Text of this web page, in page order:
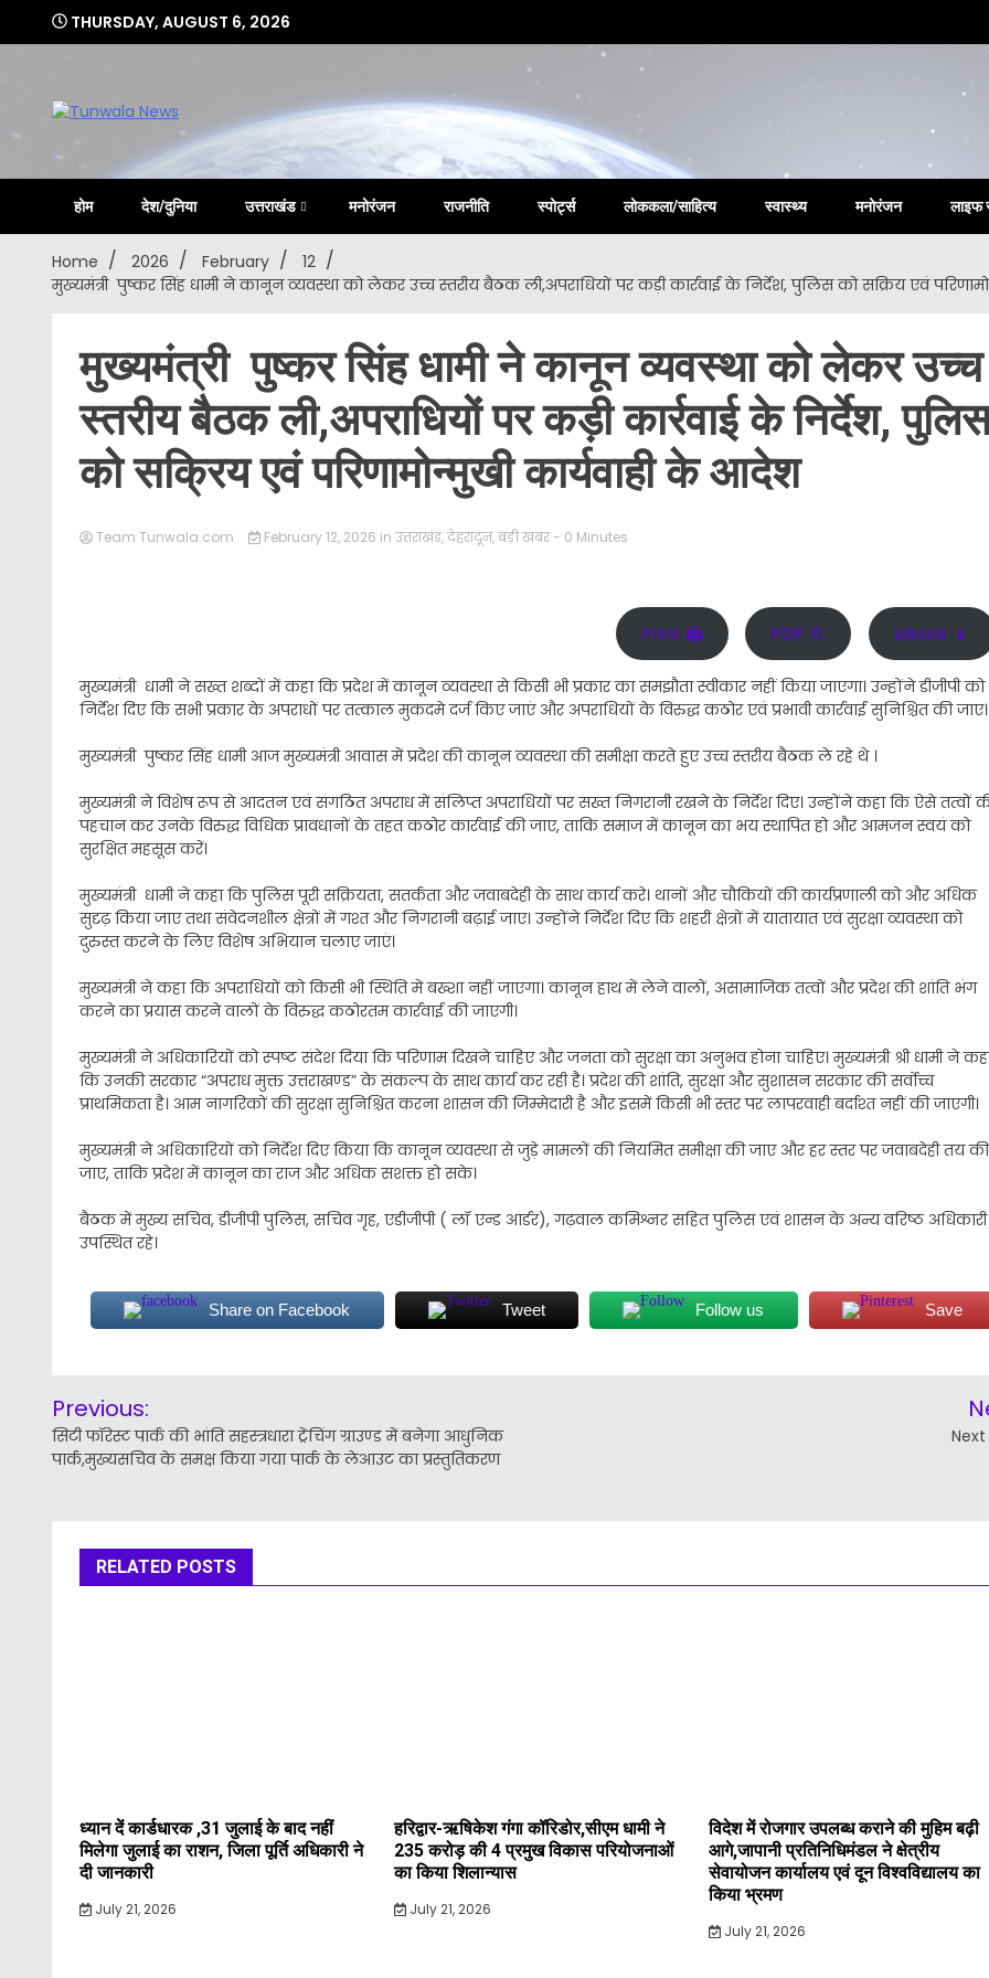
THURSDAY, AUGUST 6, 2026
Tunwala
Uttarakhand Hindi News Portal
होम देश/दुनिया उत्तराखंड मनोरंजन राजनीति स्पोर्ट्स लोककला/साहित्य स्वास्थ्य मनोरंजन लाइफ
Home 2026 February
12
मुख्यमंत्री पुष्कर सिंह धामी ने कानून व्यवस्था को लेकर उच्च स्तरीय बैठक ली,अपराधियों पर कड़ी कार्रवाई के निर्देश, पुलिस को सक्रिय एवं
मुख्यमंत्री पुष्कर सिंह धामी ने कानून व्यवस्था को लेकर उच्च
स्तरीय बैठक ली,अपराधियों पर कड़ी कार्रवाई के निर्देश,
को सक्रिय एवं परिणामोन्मुखी कार्यवाही के आदेश
Team Tunwala.com February 12, 2026 in उत्तराखंड,देहरादून,बड़ी खबर - 0 Minutes
Print 🖨 PDF 📄 eBook 📱
मुख्यमंत्री धामी ने सख्त शब्दों में कहा कि प्रदेश में कानून व्यवस्था से किसी भी प्रकार का समझौता स्वीकार नहीं किया जाएगा। उन्होंने डीजीपी को
निर्देश दिए कि सभी प्रकार के अपराधों पर तत्काल मुकदमे दर्ज किए जाएं और अपराधियों के विरुद्ध कठोर एवं प्रभावी कार्रवाई सुनिश्चित की जाए।
मुख्यमंत्री पुष्कर सिंह धामी आज मुख्यमंत्री आवास में प्रदेश की कानून व्यवस्था की समीक्षा करते हुए उच्च स्तरीय बैठक ले रहे थे ।
मुख्यमंत्री ने विशेष रूप से आदतन एवं संगठित अपराध में संलिप्त अपराधियों पर सख्त निगरानी रखने के निर्देश दिए। उन्होंने कहा कि ऐसे तत्वों
पहचान कर उनके विरुद्ध विधिक प्रावधानों के तहत कठोर कार्रवाई की जाए, ताकि समाज में कानून का भय स्थापित हो और आमजन स्वयं को
सुरक्षित महसूस करें।
मुख्यमंत्री धामी ने कहा कि पुलिस पूरी सक्रियता, सतर्कता और जवाबदेही के साथ कार्य करे। थानों और चौकियों की कार्यप्रणाली को और अधिक
सुदृढ़ किया जाए तथा संवेदनशील क्षेत्रों में गश्त और निगरानी बढ़ाई जाए। उन्होंने निर्देश दिए कि शहरी क्षेत्रों में यातायात एवं सुरक्षा व्यवस्था को
दुरुस्त करने के लिए विशेष अभियान चलाए जाएं।
मुख्यमंत्री ने कहा कि अपराधियों को किसी भी स्थिति में बख्शा नहीं जाएगा। कानून हाथ में लेने वालों, असामाजिक तत्वों और प्रदेश की शांति भंग
करने का प्रयास करने वालों के विरुद्ध कठोरतम कार्रवाई की जाएगी।
मुख्यमंत्री ने अधिकारियों को स्पष्ट संदेश दिया कि परिणाम दिखने चाहिए और जनता को सुरक्षा का अनुभव होना चाहिए। मुख्यमंत्री श्री धामी ने
कि उनकी सरकार “अपराध मुक्त उत्तराखण्ड” के संकल्प के साथ कार्य कर रही है। प्रदेश की शांति, सुरक्षा और सुशासन सरकार की सर्वोच्च
प्राथमिकता है। आम नागरिकों की सुरक्षा सुनिश्चित करना शासन की जिम्मेदारी है और इसमें किसी भी स्तर पर लापरवाही बर्दाश्त नहीं की जाएगी।
मुख्यमंत्री ने अधिकारियों को निर्देश दिए किया कि कानून व्यवस्था से जुड़े मामलों की नियमित समीक्षा की जाए और हर स्तर पर जवाबदेही तय की
जाए, ताकि प्रदेश में कानून का राज और अधिक सशक्त हो सके।
बैठक में मुख्य सचिव, डीजीपी पुलिस, सचिव गृह, एडीजीपी ( लॉ एन्ड आर्डर), गढ़वाल कमिश्नर सहित पुलिस एवं शासन के अन्य वरिष्ठ अधिकारी
उपस्थित रहे।
Share on Facebook Tweet Follow us Save
navigation
Previous:
सिटी फॉरेस्ट पार्क की भांति सहस्त्रधारा ट्रेंचिंग ग्राउण्ड में बनेगा आधुनिक
पार्क,मुख्यसचिव के समक्ष किया गया पार्क के लेआउट का प्रस्तुतिकरण
RELATED POSTS
ध्यान दें कार्डधारक ,31 जुलाई के बाद नहीं
मिलेगा जुलाई का राशन, जिला पूर्ति अधिकारी ने
दी जानकारी
July 21, 2026
हरिद्वार-ऋषिकेश गंगा कॉरिडोर,सीएम धामी ने
235 करोड़ की 4 प्रमुख विकास परियोजनाओं
का किया शिलान्यास
July 21, 2026
विदेश में रोजगार उपलब्ध कराने की मुहिम बढ़ी
आगे,जापानी प्रतिनिधिमंडल ने क्षेत्रीय
सेवायोजन कार्यालय एवं दून विश्वविद्यालय का
किया भ्रमण
July 21, 2026